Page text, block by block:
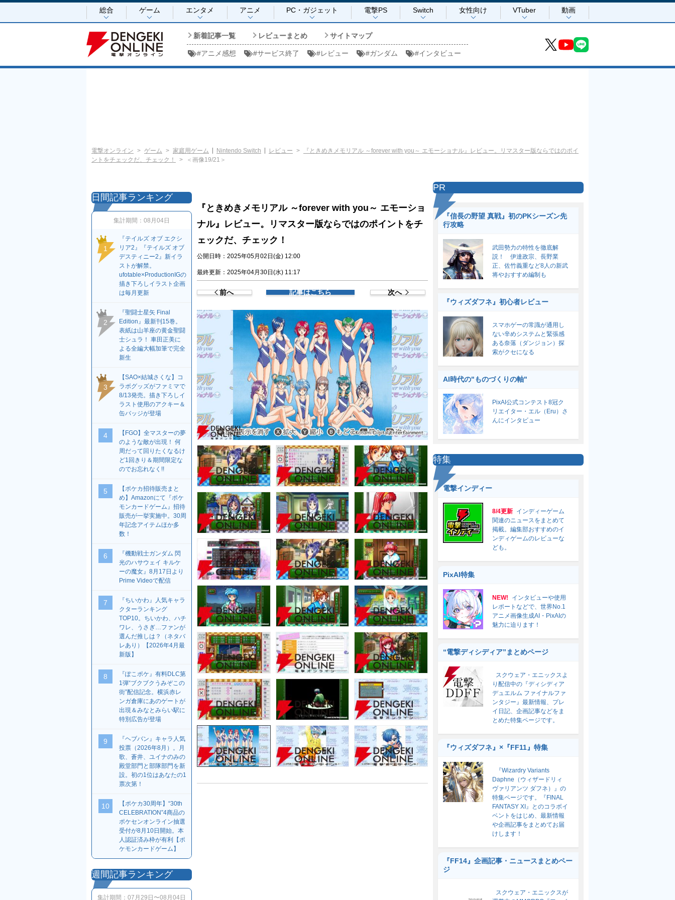
総合 ゲーム エンタメ アニメ PC・ガジェット 電撃PS Switch 女性向け VTuber 動画
新着記事一覧 レビューまとめ サイトマップ
#アニメ感想 #サービス終了 #レビュー #ガンダム #インタビュー
電撃オンライン ゲーム 家庭用ゲーム Nintendo Switch レビュー
『ときめきメモリアル ～forever with you～ エモーショナル』レビュー。リマスター版ならではのポイ
ントをチェックだ、チェック！
＜画像19/21＞
『ときめきメモリアル ～forever with you～ エモーショ
ナル』レビュー。リマスター版ならではのポイントをチ
ェックだ、チェック！
公開日時：2025年05月02日(金) 12:00
最終更新：2025年04月30日(水) 11:17
前へ 記事はこちら 次へ
日間記事ランキング
集計期間： 08月04日
1
『テイルズ オブ エクシ
リア2』『テイルズ オブ
デスティニー2』新イラ
ストが解禁。
ufotable×ProductionIGの
描き下ろしイラスト企画
は毎月更新
2
『聖闘士星矢 Final
Edition』最新刊15巻。
表紙は山羊座の黄金聖闘
士シュラ！ 車田正美に
よる全編大幅加筆で完全
新生
3
【SAO×結城さくな】コ
ラボグッズがファミマで
8/13発売。描き下ろしイ
ラスト使用のアクキー＆
缶バッジが登場
4
【FGO】全マスターの夢
のような敵が出現！ 何
周だって回りたくなるけ
ど1回きり＆期間限定な
のでお忘れなく!!
5
【ポケカ招待販売まと
め】Amazonにて『ポケ
モンカードゲーム』招待
販売が一挙実施中。30周
年記念アイテムほか多
数！
6
『機動戦士ガンダム 閃
光のハサウェイ キルケ
ーの魔女』8月17日より
Prime Videoで配信
7
『ちいかわ』人気キャラ
クターランキング
TOP10。ちいかわ、ハチ
ワレ、うさぎ…ファンが
選んだ推しは？（ネタバ
レあり）【2026年4月最
新版】
8
『ぽこポケ』有料DLC第
1弾“ブクブクうみぞこの
街”配信記念。横浜赤レ
ンガ倉庫にあのゲートが
出現＆みなとみらい駅に
特別広告が登場
9
『ヘブバン』キャラ人気
投票（2026年8月）。月
歌、蒼井、ユイナのみの
殿堂部門と部隊部門を新
設。初の1位はあなたの1
票次第！
10
【ポケカ30周年】“30th
CELEBRATION”4商品の
ポケセンオンライン抽選
受付が8月10日開始。本
人認証済み枠が有利【ポ
ケモンカードゲーム】
週間記事ランキング
集計期間： 07月29日〜08月04日
PR
『信長の野望 真戦』初のPKシーズン先
行攻略
武田勢力の特性を徹底解
説！ 伊達政宗、長野業
正、佐竹義重など8人の新武
将やおすすめ編制も
『ウィズダフネ』初心者レビュー
スマホゲーの常識が通用し
ない辛めシステムと緊張感
ある奈落（ダンジョン）探
索がクセになる
AI時代の"ものづくりの軸"
PixAI公式コンテスト8冠ク
リエイター・エル（Eru）さ
んにインタビュー
特集
電撃インディー
8/4更新 インディーゲーム
関連のニュースをまとめて
掲載。編集部おすすめのイ
ンディゲームのレビューな
ども。
PixAI特集
NEW!
インタビューや使用
レポートなどで、世界No.1
アニメ画像生成AI・PixAIの
魅力に迫ります！
“電撃ディシディア”まとめページ
スクウェア・エニックスよ
り配信中の『ディシディア
デュエルム ファイナルファ
ンタジー』最新情報、プレ
イ日記、企画記事などをま
とめた特集ページです。
『ウィズダフネ』×『FF11』特集
『Wizardry Variants
Daphne（ウィザードリィ
ヴァリアンツ ダフネ）』の
特集ページです。『FINAL
FANTASY XI』とのコラボイ
ベントをはじめ、最新情報
や企画記事をまとめてお届
けします！
『FF14』企画記事・ニュースまとめペー
ジ
スクウェア・エニックスが